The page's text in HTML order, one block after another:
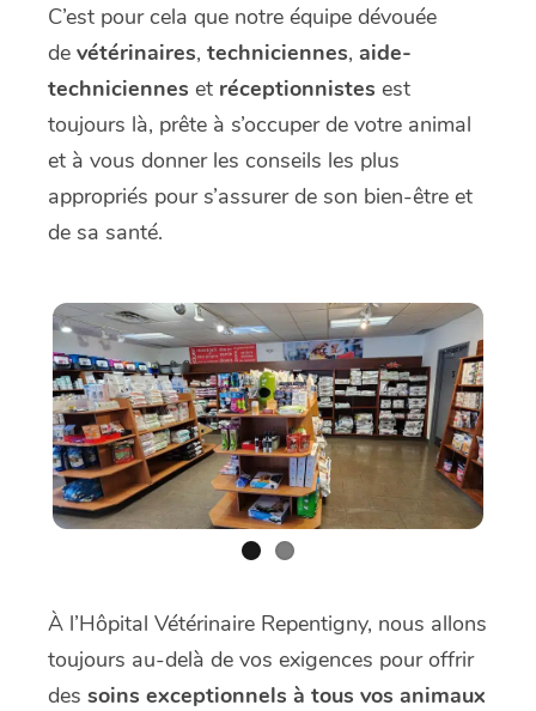
C’est pour cela que notre équipe dévouée
de vétérinaires, techniciennes, aide-
techniciennes et réceptionnistes est
toujours là, prête à s’occuper de votre animal
et à vous donner les conseils les plus
appropriés pour s’assurer de son bien-être et
de sa santé.
À l’Hôpital Vétérinaire Repentigny, nous allons
toujours au-delà de vos exigences pour offrir
des soins exceptionnels à tous vos animaux